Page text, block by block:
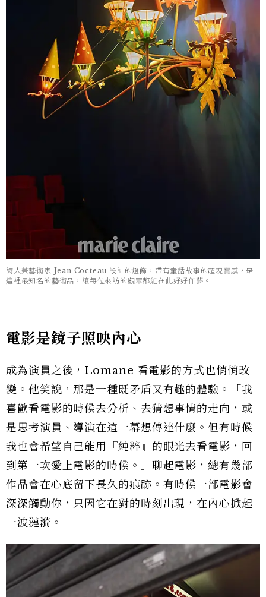
詩人兼藝術家 Jean Cocteau 設計的燈飾，帶有童話故事的超現實感，是
這裡最知名的藝術品，讓每位來訪的觀眾都能在此好好作夢。
電影是鏡子照映內心
成為演員之後，Lomane 看電影的方式也悄悄改
變。他笑說，那是一種既矛盾又有趣的體驗。「我
喜歡看電影的時候去分析、去猜想事情的走向，或
是思考演員、導演在這一幕想傳達什麼。但有時候
我也會希望自己能用『純粹』的眼光去看電影，回
到第一次愛上電影的時候。」聊起電影，總有幾部
作品會在心底留下長久的痕跡。有時候一部電影會
深深觸動你，只因它在對的時刻出現，在內心掀起
一波漣漪。